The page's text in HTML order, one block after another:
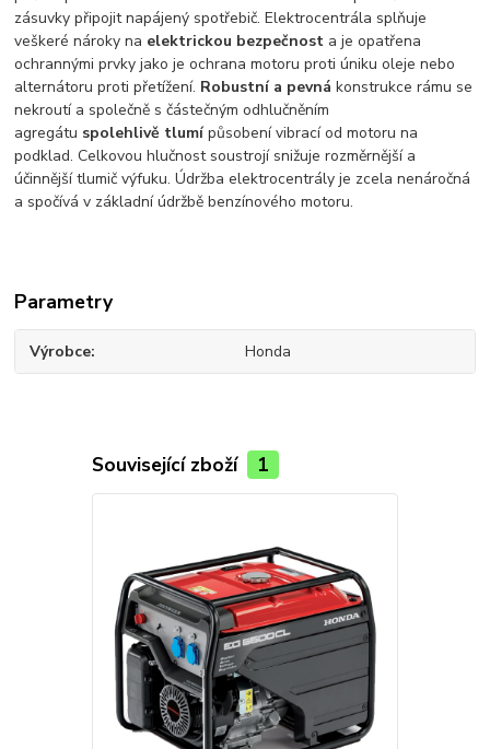
zásuvky připojit napájený spotřebič. Elektrocentrála splňuje
veškeré nároky na elektrickou bezpečnost a je opatřena
ochrannými prvky jako je ochrana motoru proti úniku oleje nebo
alternátoru proti přetížení. Robustní a pevná konstrukce rámu se
nekroutí a společně s částečným odhlučněním
agregátu spolehlivě tlumípůsobení vibrací od motoru na
podklad. Celkovou hlučnost soustrojí snižuje rozměrnější a
účinnější tlumič výfuku. Údržba elektrocentrály je zcela nenáročná
a spočívá v základní údržbě benzínového motoru.
Parametry
Výrobce Honda
Související zboží 1